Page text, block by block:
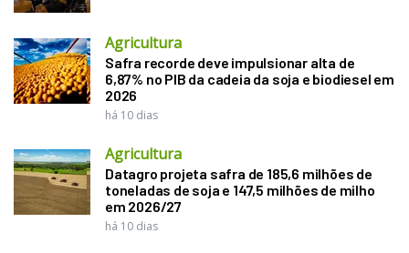
Agricultura
Safra recorde deve impulsionar alta de
6,87% no PIB da cadeia da soja e biodiesel em
2026
há 10 dias
Agricultura
Datagro projeta safra de 185,6 milhões de
toneladas de soja e 147,5 milhões de milho
em 2026/27
há 10 dias